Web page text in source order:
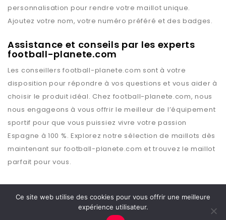
personnalisation pour rendre votre maillot unique.
Ajoutez votre nom, votre numéro préféré et des badges.
Assistance et conseils par les experts
football-planete.com
Les conseillersfootball-planete.com sont à votre
disposition pour répondre à vos questions et vous aider à
choisir le produit idéal. Chez football-planete.com, nous
nous engageons à vous offrir le meilleur de l’équipement
sportif pour que vous puissiez vivre votre passion
Espagne à 100 %. Explorez notre sélection de maillots dès
maintenant sur football-planete.com et trouvez le maillot
parfait pour vous.
Ce site web utilise des cookies pour vous offrir une meilleure
expérience utilisateur.